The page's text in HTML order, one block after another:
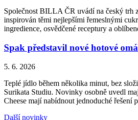
Společnost BILLA ČR uvádí na český trh
inspirován těmi nejlepšími řemeslnými
ingredience, osvědčené receptury a
Spak představil nové hotové
5. 6. 2026
Teplé jídlo během několika minut, bez
Surikata Studiu. Novinky osobně uvedl
Cheese mají nabídnout jednoduché
Další novinky